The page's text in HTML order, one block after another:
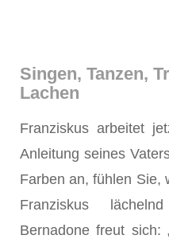
Singen, Tanzen,
Lachen
Franziskus arbeitet
Anleitung seines
Farben an, fühlen Sie,
Franziskus
Bernadone freut